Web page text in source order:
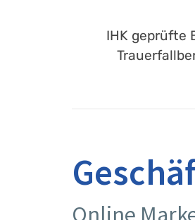
IHK geprüfte